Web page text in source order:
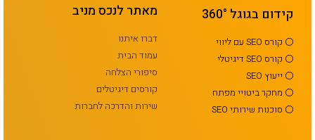
קידום בגוגל 360°
⚪ קורס SEO עם ליווי
⚪ קורס SEO דיגיטלי
⚪ ייעוץ SEO
⚪ מחקר ביטויי מפתח
⚪ סוכנות שירותי SEO
מאתר לנכס מניב
דברו איתנו
עמוד הבית
סיפורי הצלחה
קורסים דיגיטלים
שירות והדרכה לחברות